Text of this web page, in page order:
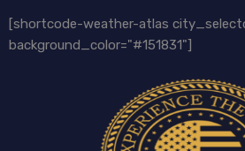
[shortcode-weather-atlas
background_color="#151831"]